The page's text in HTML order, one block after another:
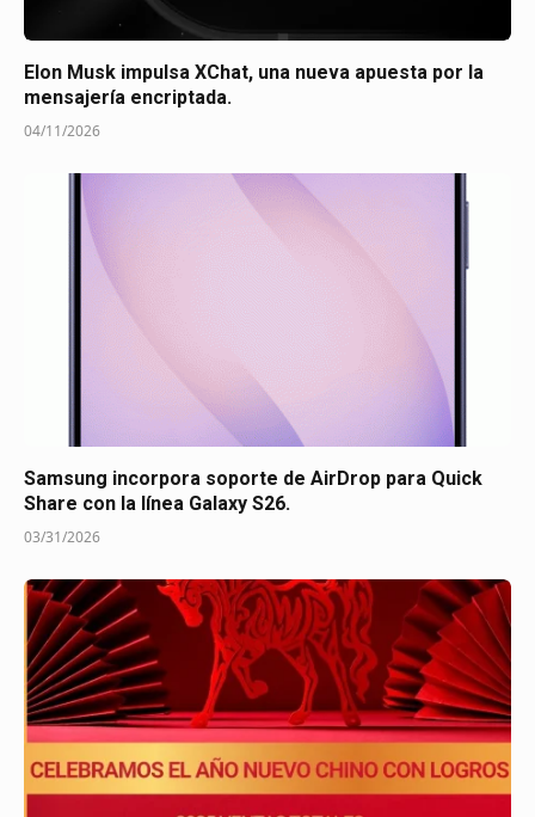
Elon Musk impulsa XChat, una nueva apuesta por la
mensajería encriptada.
04/11/2026
Samsung incorpora soporte de AirDrop para Quick
Share con la línea Galaxy S26.
03/31/2026